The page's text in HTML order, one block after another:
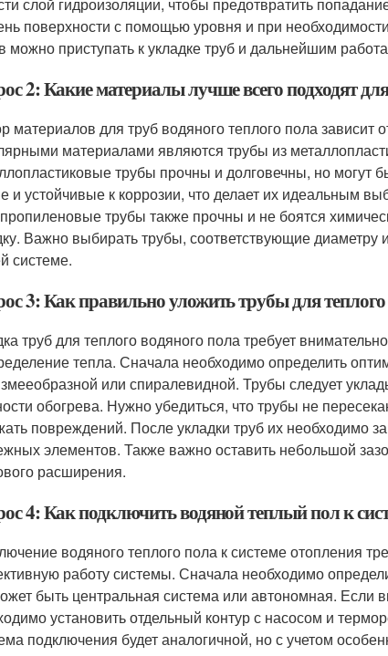
поверхности с помощью уровня и при
можно приступать к укладке труб и дальнейшим
2: Какие материалы лучше всего подходят
материалов для труб водяного теплого пола зависит
материалами являются трубы из
трубы прочны и долговечны, но могут
и устойчивые к коррозии, что делает их идеальным
трубы также прочны и не боятся
Важно выбирать трубы, соответствующие диаметру
системе.
3: Как правильно уложить трубы для
труб для теплого водяного пола требует
тепла. Сначала необходимо определить
или спиралевидной. Трубы следует
обогрева. Нужно убедиться, что трубы не
повреждений. После укладки труб их необходимо
элементов. Также важно оставить небольшой
расширения.
4: Как подключить водяной теплый пол к
водяного теплого пола к системе отопления
работу системы. Сначала необходимо
быть центральная система или автономная. Если
установить отдельный контур с насосом и
подключения будет аналогичной, но с учетом